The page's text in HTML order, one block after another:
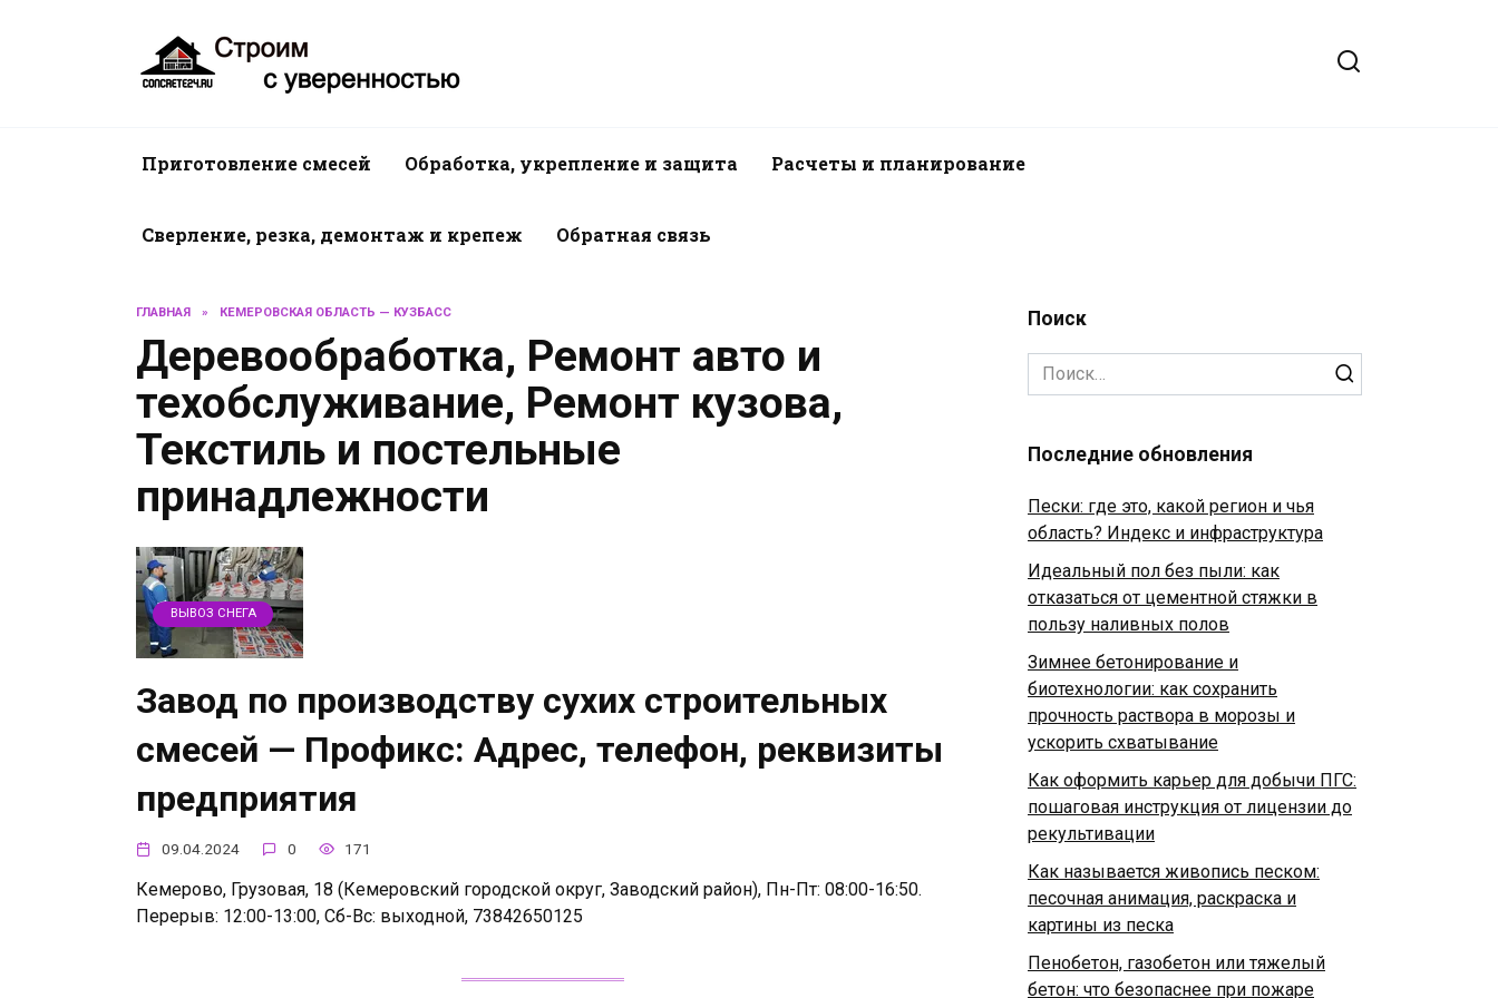
Приготовление смесей Обработка, укрепление и защита Расчеты и планирование
Сверление, резка, демонтаж и крепеж Обратная связь
ГЛАВНАЯ » КЕМЕРОВСКАЯ ОБЛАСТЬ — КУЗБАСС
Деревообработка, Ремонт авто и
техобслуживание, Ремонт кузова,
Текстиль и постельные
принадлежности
ВЫВОЗ СНЕГА
Завод по производству сухих строительных
смесей — Профикс: Адрес, телефон, реквизиты
предприятия
09.04.2024 0 171
Кемерово, Грузовая, 18 (Кемеровский городской округ, Заводский район), Пн-Пт: 08:00-16:50.
Перерыв: 12:00-13:00, Сб-Вс: выходной, 73842650125
Поиск
Search
for:
Последние обновления
Пески: где это, какой регион и чья
область? Индекс и инфраструктура
Идеальный пол без пыли: как
отказаться от цементной стяжки в
пользу наливных полов
Зимнее бетонирование и
биотехнологии: как сохранить
прочность раствора в морозы и
ускорить схватывание
Как оформить карьер для добычи ПГС:
пошаговая инструкция от лицензии до
рекультивации
Как называется живопись песком:
песочная анимация, раскраска и
картины из песка
Пенобетон, газобетон или тяжелый
бетон: что безопаснее при пожаре